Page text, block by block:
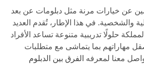
عن خيارات مرنة مثل دبلومات عن بعد
والشخصية. في هذا الإطار، تُقدم العديد
حلولًا تدريبية متنوعة تساعد الأفراد
مهاراتهم بما يتماشى مع متطلبات
معنا لمعرفه الفرق بين الدبلوم